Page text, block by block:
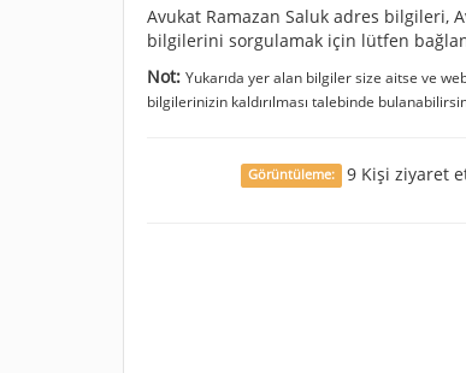
Avukat Ramazan Saluk adres bilgileri,
bilgilerini sorgulamak için lütfen
Not: Yukarıda yer alan bilgiler size aitse ve
bilgilerinizin kaldırılması talebinde
Görüntüleme: 9 Kişi ziyaret